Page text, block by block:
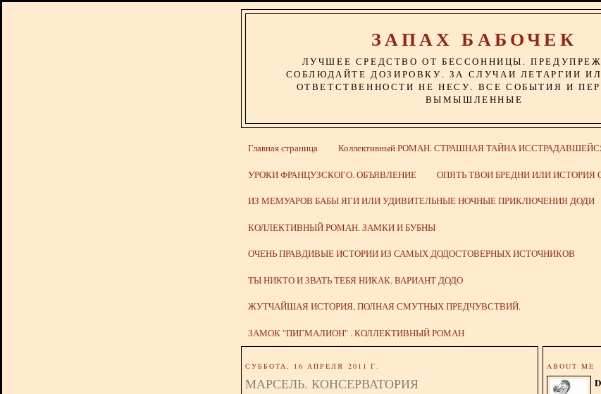
ЗАПАХ БАБОЧЕК
ЛУЧШЕЕ СРЕДСТВО ОТ БЕССОННИЦЫ.
СОБЛЮДАЙТЕ ДОЗИРОВКУ. ЗА СЛУЧАИ ЛЕТАРГИИ
ОТВЕТСТВЕННОСТИ НЕ НЕСУ. ВСЕ СОБЫТИЯ И
ВЫМЫШЛЕННЫЕ
Главная страница Коллективный РОМАН. СТРАШНАЯ ТАЙНА
УРОКИ ФРАНЦУЗСКОГО. ОБЪЯВЛЕНИЕ ОПЯТЬ ТВОИ БРЕДНИ ИЛИ
ИЗ МЕМУАРОВ БАБЫ ЯГИ ИЛИ УДИВИТЕЛЬНЫЕ НОЧНЫЕ ПРИКЛЮЧЕНИЯ ДОДИ
КОЛЛЕКТИВНЫЙ РОМАН. ЗАМКИ И БУБНЫ
ОЧЕНЬ ПРАВДИВЫЕ ИСТОРИИ ИЗ САМЫХ ДОДОСТОВЕРНЫХ ИСТОЧНИКОВ
ТЫ НИКТО И ЗВАТЬ ТЕБЯ НИКАК. ВАРИАНТ ДОДО
ЖУТЧАЙШАЯ ИСТОРИЯ, ПОЛНАЯ СМУТНЫХ ПРЕДЧУВСТВИЙ.
ЗАМОК "ПИГМАЛИОН" . КОЛЛЕКТИВНЫЙ РОМАН
СУББОТА, 16 АПРЕЛЯ 2011 Г.
МАРСЕЛЬ. КОНСЕРВАТОРИЯ
ABOUT ME